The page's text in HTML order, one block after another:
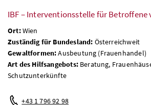
IBF – Interventionsstelle für Betroffene
Ort:Wien
Zuständig für Bundesland: Österreichweit
Gewaltformen:Ausbeutung (Frauenhandel)
Art des Hilfsangebots:Beratung,
Schutzunterkünfte
+43 1 796 92 98